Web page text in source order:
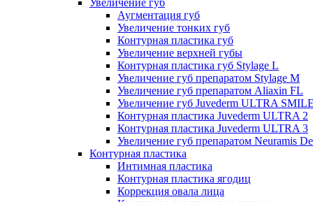
Увеличение губ
Аугментация губ
Увеличение тонких губ
Контурная пластика губ
Увеличение верхней губы
Контурная пластика губ Stylage L
Увеличение губ препаратом Stylage M
Увеличение губ препаратом Aliaxin FL
Увеличение губ Juvederm ULTRA
Контурная пластика Juvederm ULTRA 2
Контурная пластика Juvederm ULTRA 3
Увеличение губ препаратом Neuramis
Контурная пластика
Интимная пластика
Контурная пластика ягодиц
Коррекция овала лица